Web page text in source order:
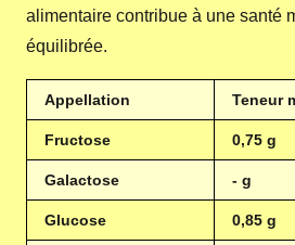
alimentaire contribue à une santé
équilibrée.
Appellation Teneur
Fructose 0,75 g
Galactose - g
Glucose 0,85 g